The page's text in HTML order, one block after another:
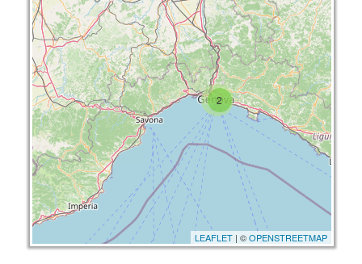
2
LEAFLET | ©OPENSTREETMAP